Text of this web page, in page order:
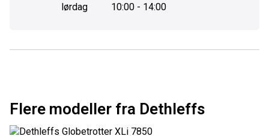
lørdag
10:00 - 14:00
Flere modeller fra Dethleffs